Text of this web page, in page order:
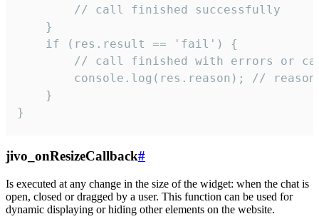
        // call finished successfully
    }
    if (res.result == 'fail') {
// call finished with errors or
console.log(res.reason); //
    }
}
jivo_onResizeCallback#
Is executed at any change in the size of the widget: when the chat is
open, closed or dragged by a user. This function can be used for
dynamic displaying or hiding other elements on the website.